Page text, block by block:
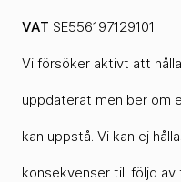
VAT SE556197129101
Vi försöker aktivt att
uppdaterat men ber om
kan uppstå. Vi kan ej
konsekvenser till följd